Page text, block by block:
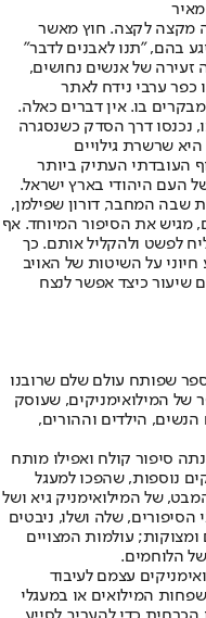
מאיר
מקצה לקצה. חוץ מאשר
בהם, "תנו לאבנים לדבר"
זעירה של אנשים נחושים,
כפר ערבי נידח לאתר
בו. אין דברים כאלה.
נכנסו דרך הסדק כשנסגרה
שרשרת גילויים
העובדתי העתיק ביותר
העם היהודי בארץ ישראל.
שבה המחבר, דורון שפילמן,
מגיש את הסיפור המיוחד. אף
לפשט ולהקליל אותם. כך
על השיטות של האויב
שיעור כיצד אפשר לנצח
שפותח עולם שלם שרובנו
של המילואימניקים, שעוסק
הילדים וההורים,
סיפור קולח ואפילו מותח
נוספות, שהפכו למעגל
של המילואימניק גיא ושל
הסיפורים, שלה ושלו, ניבטים
עולמות המצויים
הלוחמים.
עצמם לעיבוד
המילואים או במעגלי